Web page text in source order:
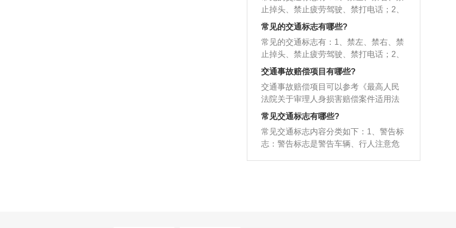
如果不改善一定要到汽修厂维修。打不
次检查后总是发现汽车用品电瓶没电。
遇到这种情况的车主朋友们先别着急，
根据经验，电瓶很少会亏电，很可能是
因为下车后忘关车灯或者停车熄火后在
车里听音响等习惯造成电瓶亏电。
服务网点办理。
向变速器输入的动力。以离合器打滑时
时：主要征象是加速时车的速度不能随
发动机转速增加而加快，动力性不足，
爬坡无力。离合器分离不彻底：发动机
怠速运转，踩下离合器踏板，原地挂挡
有齿轮撞击声，且难以挂入，情况严重
时，会导致发动机熄火。
分为两种原因。一个是车型的通病，这
种情况很难解决。一个是随着车龄的增
加，发动机内部部件的过度磨损和老化
导致。这种情况只需要更换过度磨损和
辆抖动。车辆抖动，涉及的原因非常
多。有可能是底盘出现问题，例如前后
悬架、转向、传动等结构存在松动。有
可能是轮胎的问题，例如四个轮胎胎压
相差过大；轮胎动平衡有问题等。另
外，点火系统，进气系统，燃油系统中
任何一个部位出现问题，都有可能导致
汽车抖动的现象。解决办法：首先确定
止掉头、禁止疲劳驾驶、禁打电话；2、
单行道、限速、禁停、红绿灯、道路通
行标志是直行、左拐、右拐，实线、停
车点；3、禁鸣、限高、限宽、限轴重、
减速慢行、距离标示；4、地名、风景区
标志、行车标志、落石、村庄标志、路
口标志、靠左靠右行驶、道路变宽、变
窄标志等等。
常见的交通标志有哪些?
常见的交通标志有：1、禁左、禁右、禁
止掉头、禁止疲劳驾驶、禁打电话；2、
单行道、限速、禁停、红绿灯、道路通
行标志是直行、左拐、右拐，实线、停
车点；3、禁鸣、限高、限宽、限轴重、
减速慢行、距离标示；4、地名、风景区
标志、行车标志、落石、村庄标志、路
口标志、靠左靠右行驶、道路变宽、变
窄标志等等。
交通事故赔偿项目有哪些?
交通事故赔偿项目可以参考《最高人民
法院关于审理人身损害赔偿案件适用法
律若干问题的解释》第十七条：1、受害
人遭受人身损害，因就医治疗支出的各
项费用以及因误工减少的收入，包括医
疗费、误工费、护理费、交通费、住宿
费、住院伙食补助费、必要的营养费，
常见交通标志有哪些?
常见交通标志内容分类如下：1、警告标
志：警告标志是警告车辆、行人注意危